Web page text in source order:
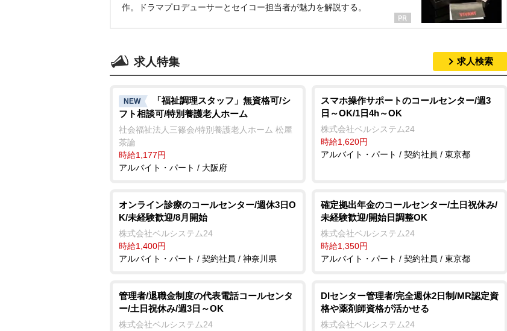
作。ドラマプロデューサーとセイコー担当者が魅力を解説する。
求人特集 求人検索
NEW
「福祉調理スタッフ」無資格可/シ
フト相談可/特別養護老人ホーム
社会福祉法人三篠会/特別養護老人ホーム 松屋
茶論
時給1,177円
アルバイト・パート / 大阪府
スマホ操作サポートのコールセンター/週3
日～OK/1日4h～OK
株式会社ベルシステム24
時給1,620円
アルバイト・パート / 契約社員 / 東京都
オンライン診療のコールセンター/週休3日O
K/未経験歓迎/8月開始
株式会社ベルシステム24
時給1,400円
アルバイト・パート / 契約社員 / 神奈川県
確定拠出年金のコールセンター/土日祝休み/
未経験歓迎/開始日調整OK
株式会社ベルシステム24
時給1,350円
アルバイト・パート / 契約社員 / 東京都
管理者/退職金制度の代表電話コールセンタ
ー/土日祝休み/週3日～OK
株式会社ベルシステム24
DIセンター管理者/完全週休2日制/MR認定資
格や薬剤師資格が活かせる
株式会社ベルシステム24